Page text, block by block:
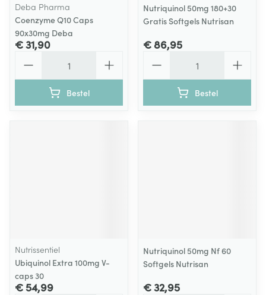
Deba Pharma
Coenzyme Q10 Caps
90x30mg Deba
€ 31,90
Bestel
Nutriquinol 50mg 180+30
Gratis Softgels Nutrisan
€ 86,95
Bestel
Nutrissentiel
Ubiquinol Extra 100mg V-
caps 30
€ 54,99
Nutriquinol 50mg Nf 60
Softgels Nutrisan
€ 32,95